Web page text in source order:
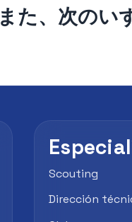
また、次のい
Scouting
Dirección